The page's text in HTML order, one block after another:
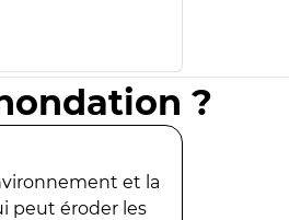
?
et la
peut éroder les